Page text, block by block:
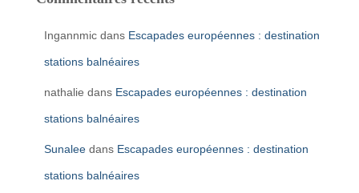
Ingannmic dans Escapades européennes : destination
stations balnéaires
nathalie dans Escapades européennes : destination
stations balnéaires
Sunalee dans Escapades européennes : destination
stations balnéaires